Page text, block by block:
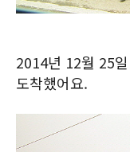
2014년 12월 25
도착했어요.